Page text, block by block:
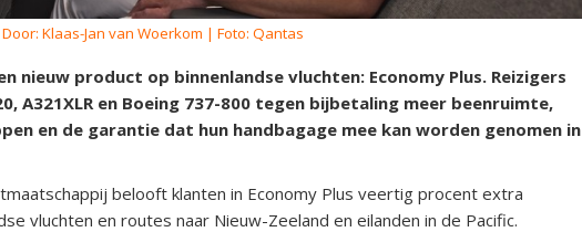
Klaas-Jan van Woerkom | Foto: Qantas
nieuw product op binnenlandse vluchten: Economy Plus. Reizigers
A321XLR en Boeing 737-800 tegen bijbetaling meer beenruimte,
en de garantie dat hun handbagage mee kan worden genomen in
belooft klanten in Economy Plus veertig procent extra
vluchten en routes naar Nieuw-Zeeland en eilanden in de Pacific.